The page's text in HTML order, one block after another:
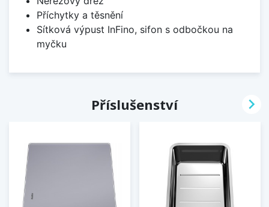
Příchytky a těsnění
Sítková výpust InFino, sifon s odbočkou na
myčku
Příslušenství 